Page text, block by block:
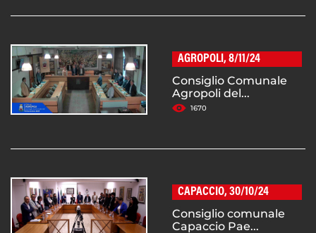
AGROPOLI, 8/11/24
Consiglio Comunale
Agropoli del...
1670
CAPACCIO, 30/10/24
Consiglio comunale
Capaccio Pae...